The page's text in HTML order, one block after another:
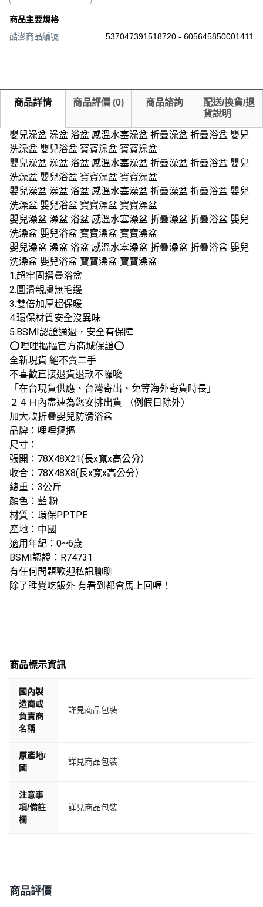
商品主要規格
酷澎商品編號
537047391518720 - 605645850001411
商品詳情 商品評價 (0) 商品諮詢
配送/換貨/退
貨說明
嬰兒澡盆 澡盆 浴盆 感溫水塞澡盆 折疊澡盆 折疊浴盆 嬰兒
洗澡盆 嬰兒浴盆 寶寶澡盆 寶寶澡盆
嬰兒澡盆 澡盆 浴盆 感溫水塞澡盆 折疊澡盆 折疊浴盆 嬰兒
洗澡盆 嬰兒浴盆 寶寶澡盆 寶寶澡盆
嬰兒澡盆 澡盆 浴盆 感溫水塞澡盆 折疊澡盆 折疊浴盆 嬰兒
洗澡盆 嬰兒浴盆 寶寶澡盆 寶寶澡盆
嬰兒澡盆 澡盆 浴盆 感溫水塞澡盆 折疊澡盆 折疊浴盆 嬰兒
洗澡盆 嬰兒浴盆 寶寶澡盆 寶寶澡盆
嬰兒澡盆 澡盆 浴盆 感溫水塞澡盆 折疊澡盆 折疊浴盆 嬰兒
洗澡盆 嬰兒浴盆 寶寶澡盆 寶寶澡盆
1.超牢固摺疊浴盆
2.圓滑親膚無毛邊
3.雙倍加厚超保暖
4.環保材質安全沒異味
5.BSMI認證通過，安全有保障
⭕️哩哩摳摳官方商城保證⭕️
全新現貨 絕不賣二手
不喜歡直接退貨退款不囉唆
「在台現貨供應、台灣寄出、免等海外寄貨時長」
２４Ｈ內盡速為您安排出貨 （例假日除外）
加大款折疊嬰兒防滑浴盆
品牌：哩哩摳摳
尺寸：
張開：78X48X21(長x寬x高公分）
收合：78X48X8(長x寬x高公分）
總重：3公斤
顏色：藍.粉
材質：環保PP.TPE
產地：中國
適用年紀：0~6歲
BSMI認證：R74731
有任何問題歡迎私訊聊聊
除了睡覺吃飯外 有看到都會馬上回喔！
商品標示資訊
國內製
造商或
負責商
名稱
詳見商品包裝
原產地/
國
詳見商品包裝
注意事
項/備註
欄
詳見商品包裝
商品評價